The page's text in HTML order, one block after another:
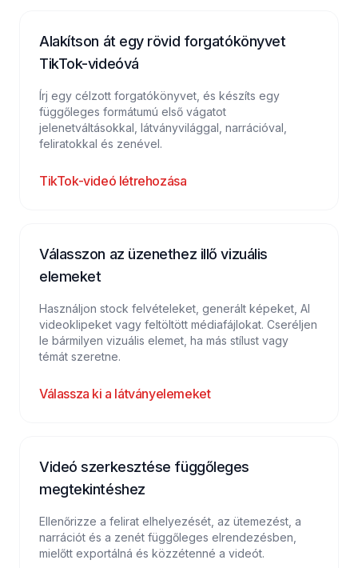
Alakítson át egy rövid forgatókönyvet
TikTok-videóvá
Írj egy célzott forgatókönyvet, és készíts egy
függőleges formátumú első vágatot
jelenetváltásokkal, látványvilággal, narrációval,
feliratokkal és zenével.
TikTok-videó létrehozása
Válasszon az üzenethez illő vizuális
elemeket
Használjon stock felvételeket, generált képeket, AI
videoklipeket vagy feltöltött médiafájlokat. Cseréljen
le bármilyen vizuális elemet, ha más stílust vagy
témát szeretne.
Válassza ki a látványelemeket
Videó szerkesztése függőleges
megtekintéshez
Ellenőrizze a felirat elhelyezését, az ütemezést, a
narrációt és a zenét függőleges elrendezésben,
mielőtt exportálná és közzétenné a videót.